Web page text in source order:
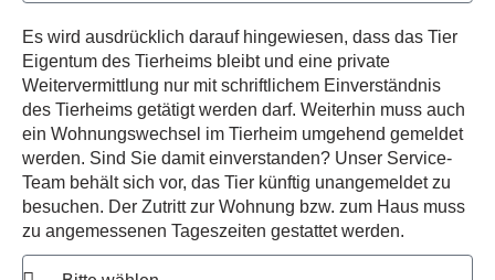
Es wird ausdrücklich darauf hingewiesen, dass das Tier
Eigentum des Tierheims bleibt und eine private
Weitervermittlung nur mit schriftlichem Einverständnis
des Tierheims getätigt werden darf. Weiterhin muss auch
ein Wohnungswechsel im Tierheim umgehend gemeldet
werden. Sind Sie damit einverstanden? Unser Service-
Team behält sich vor, das Tier künftig unangemeldet zu
besuchen. Der Zutritt zur Wohnung bzw. zum Haus muss
zu angemessenen Tageszeiten gestattet werden.